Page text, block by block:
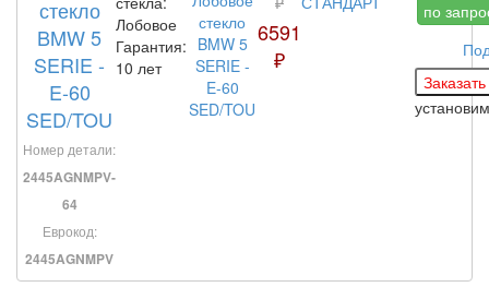
стекло
BMW 5
SERIE -
E-60
SED/TOU
Номер детали:
2445AGNMPV-
64
Еврокод:
2445AGNMPV
Лобовое
Гарантия:
10 лет
6591
₽
по